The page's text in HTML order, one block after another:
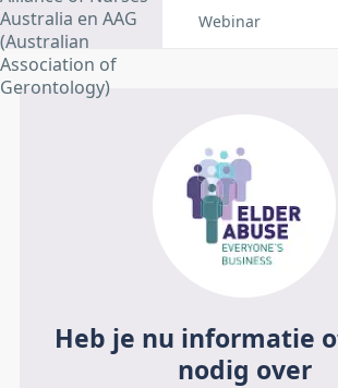
Webinar
Heb je nu informatie
nodig over